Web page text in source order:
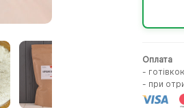
Оплата
-
- при